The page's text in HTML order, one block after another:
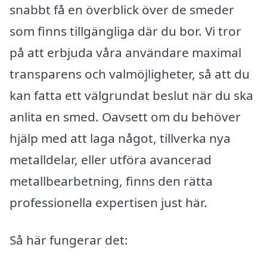
snabbt få en överblick över de smeder
som finns tillgängliga där du bor. Vi tror
på att erbjuda våra användare maximal
transparens och valmöjligheter, så att du
kan fatta ett välgrundat beslut när du ska
anlita en smed. Oavsett om du behöver
hjälp med att laga något, tillverka nya
metalldelar, eller utföra avancerad
metallbearbetning, finns den rätta
professionella expertisen just här.
Så här fungerar det: